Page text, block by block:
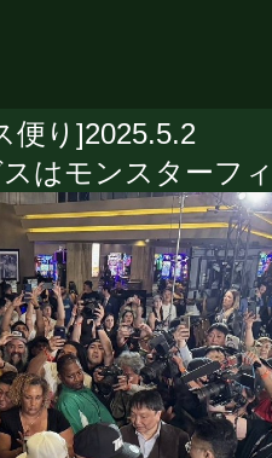
便り]2025.5.2
はモンスターフ